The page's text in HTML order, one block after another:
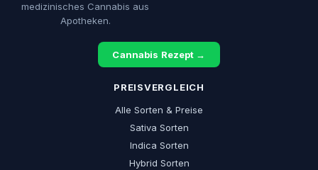
medizinisches Cannabis aus
Apotheken.
Cannabis Rezept →
PREISVERGLEICH
Alle Sorten & Preise
Sativa Sorten
Indica Sorten
Hybrid Sorten